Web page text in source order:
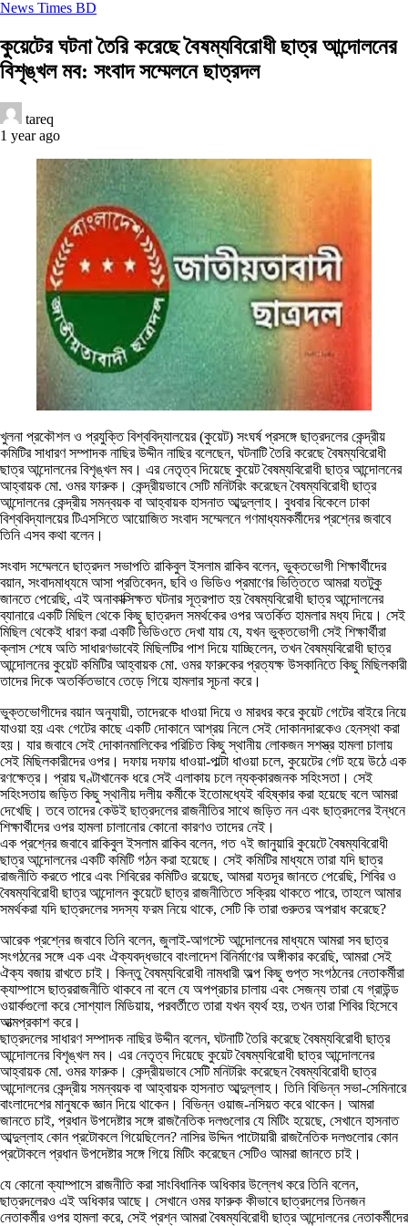
News Times BD
কুয়েটের ঘটনা তৈরি করেছে বৈষম্যবিরোধী ছাত্র আন্দোলনের
বিশৃঙ্খল মব: সংবাদ সম্মেলনে ছাত্রদল
tareq
1 year ago
খুলনা প্রকৌশল ও প্রযুক্তি বিশ্ববিদ্যালয়ের (কুয়েট) সংঘর্ষ প্রসঙ্গে ছাত্রদলের কেন্দ্রীয়
কমিটির সাধারণ সম্পাদক নাছির উদ্দীন নাছির বলেছেন, ঘটনাটি তৈরি করেছে বৈষম্যবিরোধী
ছাত্র আন্দোলনের বিশৃঙ্খল মব। এর নেতৃত্ব দিয়েছে কুয়েট বৈষম্যবিরোধী ছাত্র আন্দোলনের
আহ্বায়ক মো. ওমর ফারুক। কেন্দ্রীয়ভাবে সেটি মনিটরিং করেছেন বৈষম্যবিরোধী ছাত্র
আন্দোলনের কেন্দ্রীয় সমন্বয়ক বা আহ্বায়ক হাসনাত আব্দুল্লাহ। বুধবার বিকেলে ঢাকা
বিশ্ববিদ্যালয়ের টিএসসিতে আয়োজিত সংবাদ সম্মেলনে গণমাধ্যমকর্মীদের প্রশ্নের জবাবে
তিনি এসব কথা বলেন।
সংবাদ সম্মেলনে ছাত্রদল সভাপতি রাকিবুল ইসলাম রাকিব বলেন, ভুক্তভোগী শিক্ষার্থীদের
বয়ান, সংবাদমাধ্যমে আসা প্রতিবেদন, ছবি ও ভিডিও প্রমাণের ভিত্তিতে আমরা যতটুকু
জানতে পেরেছি, এই অনাকাক্সিক্ষত ঘটনার সূত্রপাত হয় বৈষম্যবিরোধী ছাত্র আন্দোলনের
ব্যানারে একটি মিছিল থেকে কিছু ছাত্রদল সমর্থকের ওপর অতর্কিত হামলার মধ্য দিয়ে। সেই
মিছিল থেকেই ধারণ করা একটি ভিডিওতে দেখা যায় যে, যখন ভুক্তভোগী সেই শিক্ষার্থীরা
ক্লাস শেষে অতি সাধারণভাবেই মিছিলটির পাশ দিয়ে যাচ্ছিলেন, তখন বৈষম্যবিরোধী ছাত্র
আন্দোলনের কুয়েট কমিটির আহ্বায়ক মো. ওমর ফারুকের প্রত্যক্ষ উসকানিতে কিছু মিছিলকারী
তাদের দিকে অতর্কিতভাবে তেড়ে গিয়ে হামলার সূচনা করে।
ভুক্তভোগীদের বয়ান অনুযায়ী, তাদেরকে ধাওয়া দিয়ে ও মারধর করে কুয়েট গেটের বাইরে নিয়ে
যাওয়া হয় এবং গেটের কাছে একটি দোকানে আশ্রয় নিলে সেই দোকানদারকেও হেনস্থা করা
হয়। যার জবাবে সেই দোকানমালিকের পরিচিত কিছু স্থানীয় লোকজন সশস্ত্র হামলা চালায়
সেই মিছিলকারীদের ওপর। দফায় দফায় ধাওয়া-পাল্টা ধাওয়া চলে, কুয়েটের গেট হয়ে উঠে এক
রণক্ষেত্র। প্রায় ঘণ্টাখানেক ধরে সেই এলাকায় চলে ন্যক্কারজনক সহিংসতা। সেই
সহিংসতায় জড়িত কিছু স্থানীয় দলীয় কর্মীকে ইতোমধ্যেই বহিষ্কার করা হয়েছে বলে আমরা
দেখেছি। তবে তাদের কেউই ছাত্রদলের রাজনীতির সাথে জড়িত নন এবং ছাত্রদলের ইন্ধনে
শিক্ষার্থীদের ওপর হামলা চালানোর কোনো কারণও তাদের নেই।
এক প্রশ্নের জবাবে রাকিবুল ইসলাম রাকিব বলেন, গত ৭ই জানুয়ারি কুয়েটে বৈষম্যবিরোধী
ছাত্র আন্দোলনের একটি কমিটি গঠন করা হয়েছে। সেই কমিটির মাধ্যমে তারা যদি ছাত্র
রাজনীতি করতে পারে এবং শিবিরের কমিটিও রয়েছে, আমরা যতদূর জানতে পেরেছি, শিবির ও
বৈষম্যবিরোধী ছাত্র আন্দোলন কুয়েটে ছাত্র রাজনীতিতে সক্রিয় থাকতে পারে, তাহলে আমার
সমর্থকরা যদি ছাত্রদলের সদস্য ফরম নিয়ে থাকে, সেটি কি তারা গুরুতর অপরাধ করেছে?
আরেক প্রশ্নের জবাবে তিনি বলেন, জুলাই-আগস্টে আন্দোলনের মাধ্যমে আমরা সব ছাত্র
সংগঠনের সঙ্গে এক এবং ঐক্যবদ্ধভাবে বাংলাদেশ বিনির্মাণের অঙ্গীকার করেছি, আমরা সেই
ঐক্য বজায় রাখতে চাই। কিন্তু বৈষম্যবিরোধী নামধারী অল্প কিছু গুপ্ত সংগঠনের নেতাকর্মীরা
ক্যাম্পাসে ছাত্ররাজনীতি থাকবে না বলে যে অপপ্রচার চালায় এবং সেজন্য তারা যে গ্রাউন্ড
ওয়ার্কগুলো করে সোশ্যাল মিডিয়ায়, পরবর্তীতে তারা যখন ব্যর্থ হয়, তখন তারা শিবির হিসেবে
আত্মপ্রকাশ করে।
ছাত্রদলের সাধারণ সম্পাদক নাছির উদ্দীন বলেন, ঘটনাটি তৈরি করেছে বৈষম্যবিরোধী ছাত্র
আন্দোলনের বিশৃঙ্খল মব। এর নেতৃত্ব দিয়েছে কুয়েট বৈষম্যবিরোধী ছাত্র আন্দোলনের
আহ্বায়ক মো. ওমর ফারুক। কেন্দ্রীয়ভাবে সেটি মনিটরিং করেছেন বৈষম্যবিরোধী ছাত্র
আন্দোলনের কেন্দ্রীয় সমন্বয়ক বা আহ্বায়ক হাসনাত আব্দুল্লাহ। তিনি বিভিন্ন সভা-সেমিনারে
বাংলাদেশের মানুষকে জ্ঞান দিয়ে থাকেন। বিভিন্ন ওয়াজ-নসিয়ত করে থাকেন। আমরা
জানতে চাই, প্রধান উপদেষ্টার সঙ্গে রাজনৈতিক দলগুলোর যে মিটিং হয়েছে, সেখানে হাসনাত
আব্দুল্লাহ কোন প্রটোকলে গিয়েছিলেন? নাসির উদ্দিন পাটোয়ারী রাজনৈতিক দলগুলোর কোন
প্রটোকলে প্রধান উপদেষ্টার সঙ্গে গিয়ে মিটিং করেছেন সেটিও আমরা জানতে চাই।
যে কোনো ক্যাম্পাসে রাজনীতি করা সাংবিধানিক অধিকার উল্লেখ করে তিনি বলেন,
ছাত্রদলেরও এই অধিকার আছে। সেখানে ওমর ফারুক কীভাবে ছাত্রদলের তিনজন
নেতাকর্মীর ওপর হামলা করে, সেই প্রশ্ন আমরা বৈষম্যবিরোধী ছাত্র আন্দোলনের নেতাকর্মীদের